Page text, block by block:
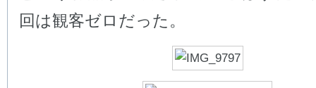
回は観客ゼロだった。